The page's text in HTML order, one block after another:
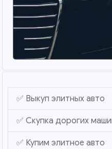
✅ Выкуп элитных авто
✅ Скупка дорогих
✅ Купим элитное авто